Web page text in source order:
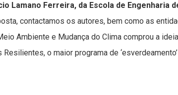
Lamano Ferreira, da Escola de Engenharia
contactamos os autores, bem como as
Ambiente e Mudança do Clima comprou a
o maior programa de